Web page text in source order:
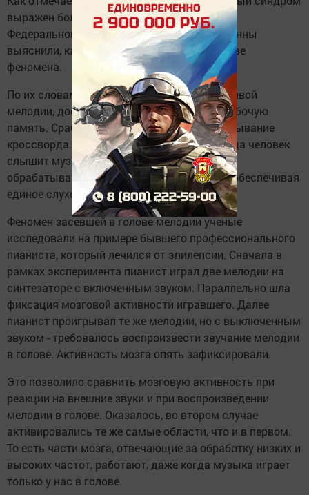
выражен больше, чем у мужчин. Неврологи
Федеральной политехнической школы Лозанны
выяснили, как его унять и что лежит в основе
феномена.
По их словам, чтобы избавиться от навязчивой
мелодии, достаточно занять чем-нибудь рабочую
память. Сработает чтение книги или разгадывание
кроссворда. Неврологи комментируют: когда человек
слышит музыку, разные области его мозга
обрабатывают низкие и высокие частоты, обеспечивая
единое слуховое восприятие.
Феномен засевшей в голове мелодии ученые
исследовали на примере бывшего профессионального
пианиста, который лечился от эпилепсии. Сначала в
рамках эксперимента пианист играл две мелодии на
синтезаторе с включенным звуком. Параллельно шла
фиксация мозговой активности игравшего. Далее
пианист проигрывал те же мелодии, но с выключенным
звуком - требовалось воспроизвести звучание мелодии
в голове. Активность мозга опять зафиксировали.
Это позволило сравнить мозговую активность при
реакции на внешние звуки и при воспроизведении
мелодии в голове. Оказалось, во втором случае
активировались те же самые области, что и в первом.
То есть части мозга, отвечающие за обработку низких и
высоких частот, работают, даже когда музыка играет
только у нас в голове.